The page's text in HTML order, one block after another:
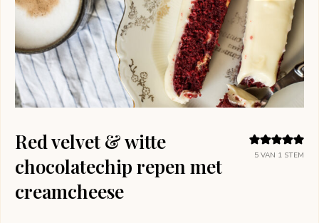
5 VAN 1 STEM
Red velvet & witte
chocolatechip repen met
creamcheese